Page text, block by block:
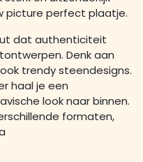
picture perfect plaatje.
dat authenticiteit
Denk aan
trendy steendesigns.
haal je een
look naar binnen.
formaten,